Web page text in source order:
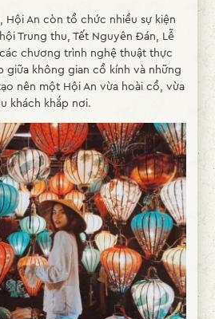
Hội An còn tổ chức nhiều sự kiện
Trung thu, Tết Nguyên Đán, Lễ
chương trình nghệ thuật thực
giữa không gian cổ kính và những
nên một Hội An vừa hoài cổ, vừa
khách khắp nơi.